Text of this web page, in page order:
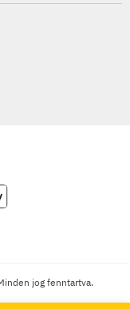
jog fenntartva.